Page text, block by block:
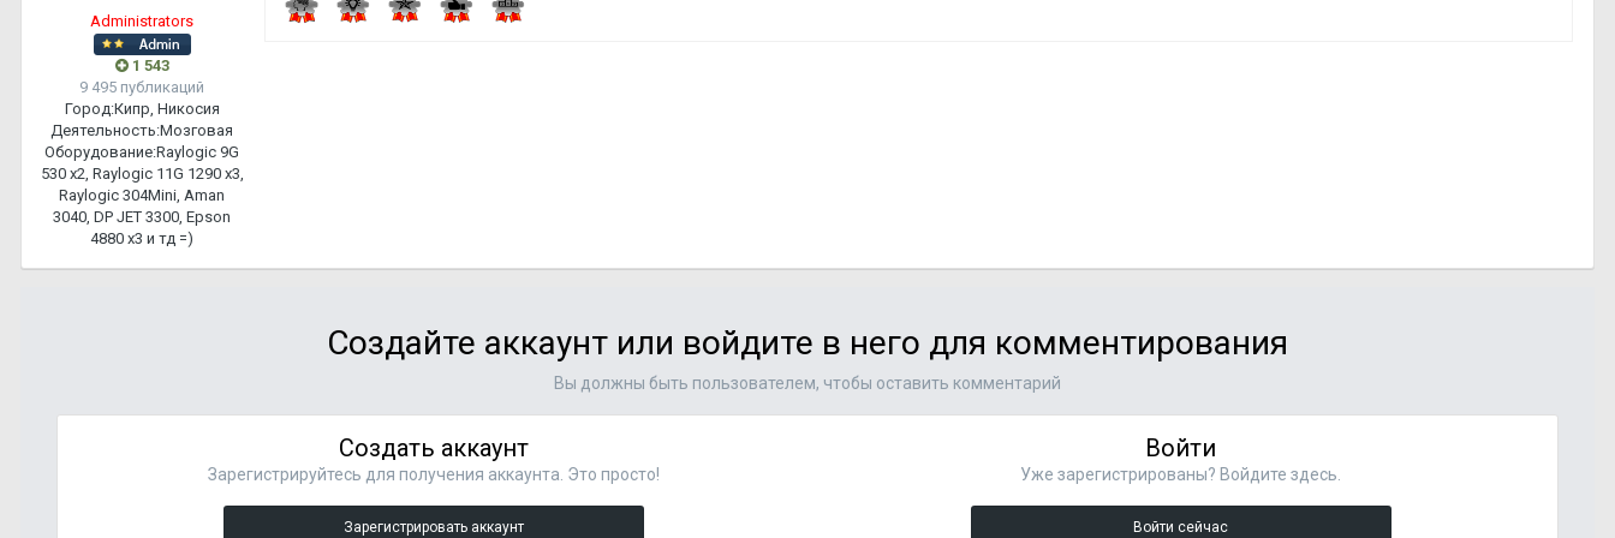
Administrators
1 543
9 495 публикаций
Город:Кипр, Никосия
Деятельность:Мозговая
Оборудование:Raylogic 9G
530 х2, Raylogic 11G 1290 х3,
Raylogic 304Mini, Aman
3040, DP JET 3300, Epson
4880 x3 и тд =)
Создайте аккаунт или войдите в него для комментирования
Вы должны быть пользователем, чтобы оставить комментарий
Создать аккаунт
Зарегистрируйтесь для получения аккаунта. Это просто!
Зарегистрировать аккаунт
Войти
Уже зарегистрированы? Войдите здесь.
Войти сейчас